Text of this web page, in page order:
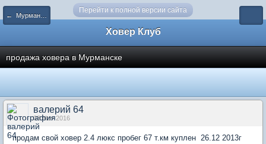
Перейти к полной версии сайта
← Мурманск и Мурманская область
Ховер Клуб
продажа ховера в Мурманске
валерий 64
03 Nov 2016
продам свой ховер 2.4 люкс пробег 67 т.км куплен 26.12 2013г